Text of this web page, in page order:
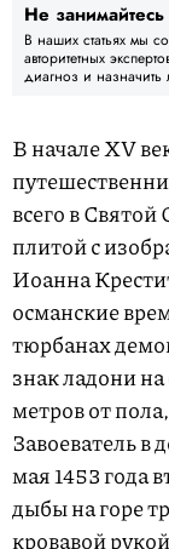
Не
В наших статьях мы
авторитетных
диагноз и назначить
В начале XV
всего в
плитой с
Иоанна
османские
тюрбанах
знак ладони
метров от
Завоеватель в
мая 1453 года
дыбы на горе
кровавой